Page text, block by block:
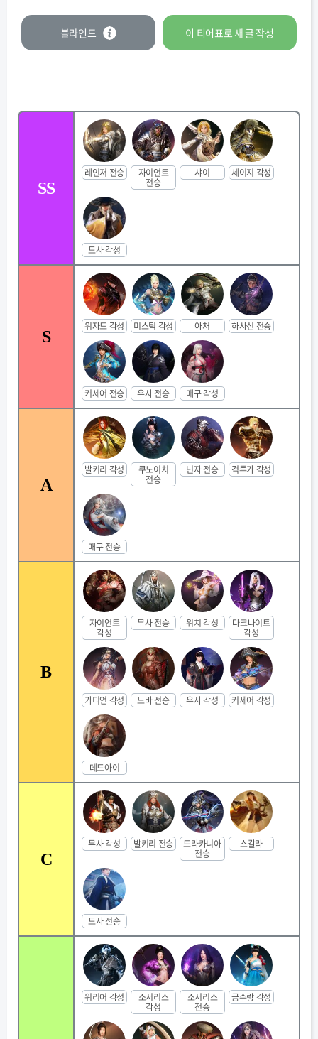
거점전은 다양한 전략과 그에따른 다양한 역할이 존재하지만 구분
하기 위해선 과도하게 세분화 될 수 있거나 복잡해 질 수 있다 생각
되어
https://discord.gg/e78wqXFNpQ
질문은 치지직 벙라
블라인드 이 티어표로 새 글 작성
SS
레인저 전승 자이언트
전승
샤이 세이지 각성
도사 각성
S
위자드 각성 미스틱 각성 아처 하사신 전승
커세어 전승 우사 전승 매구 각성
A
발키리 각성 쿠노이치
전승
닌자 전승 격투가 각성
매구 전승
B
자이언트
각성
무사 전승 위치 각성 다크나이트
각성
가디언 각성 노바 전승 우사 각성 커세어 각성
데드아이
C
무사 각성 발키리 전승 드라카니아
전승
스칼라
도사 전승
워리어 각성 소서리스
각성
소서리스
전승
금수랑 각성